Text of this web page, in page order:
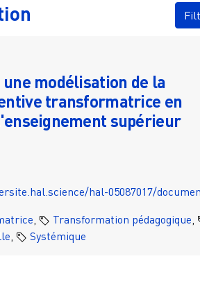
modélisation de la
transformatrice en
supérieur
hal-05087017/
Transformation pédagogique
Systémique